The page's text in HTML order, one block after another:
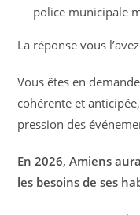
police municipale
La réponse vous
Vous êtes en
cohérente et
pression des
En 2026, Amiens
les besoins de ses